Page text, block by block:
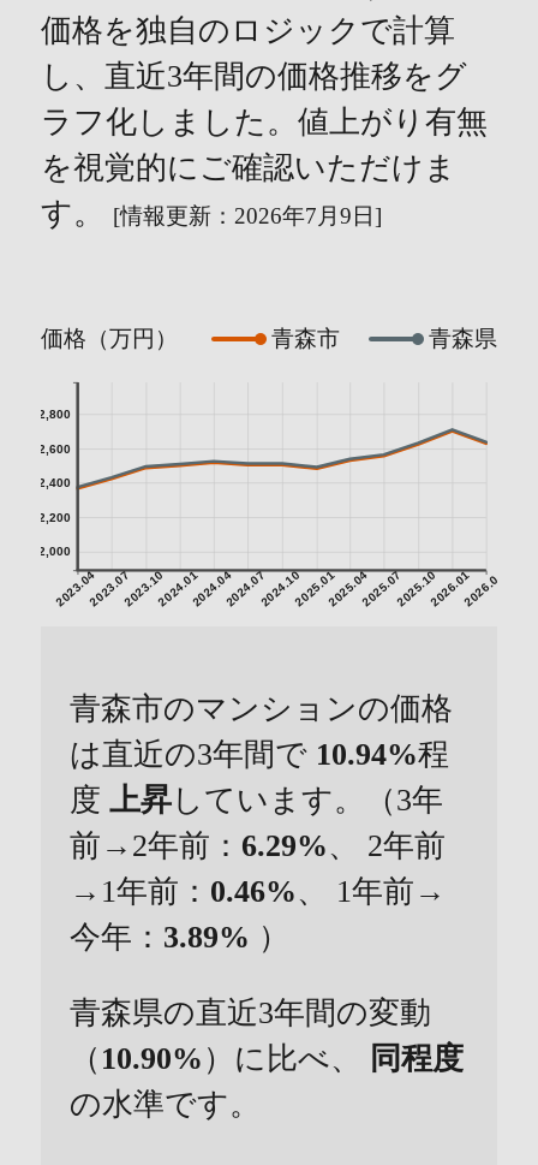
価格を独自のロジックで計算
し、直近3年間の価格推移をグ
ラフ化しました。値上がり有無
を視覚的にご確認いただけま
す。
[情報更新：2026年7月9日]
価格（万円） 青森市 青森県
2023.042023.072023.102024.012024.042024.072024.102025.012025.042025.072025.102026.012026.04
2,000
2,200
2,400
2,600
2,800
青森市のマンションの価格
は直近の3年間で 10.94%程
度 上昇しています。（3年
前→2年前： 6.29%、 2年前
→1年前： 0.46%、 1年前→
今年： 3.89% ）
青森県の直近3年間の変動
（ 10.90% ）に比べ、
同程度
の水準です。